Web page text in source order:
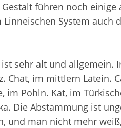
führen noch einige
System auch
sehr alt und allgemein.
Chat, im mittlern Latein.
im Pohln. Kat, im
Die Abstammung ist
und man nicht mehr